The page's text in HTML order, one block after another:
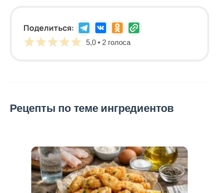
Поделиться:
5,0 • 2 голоса
Рецепты по теме ингредиентов